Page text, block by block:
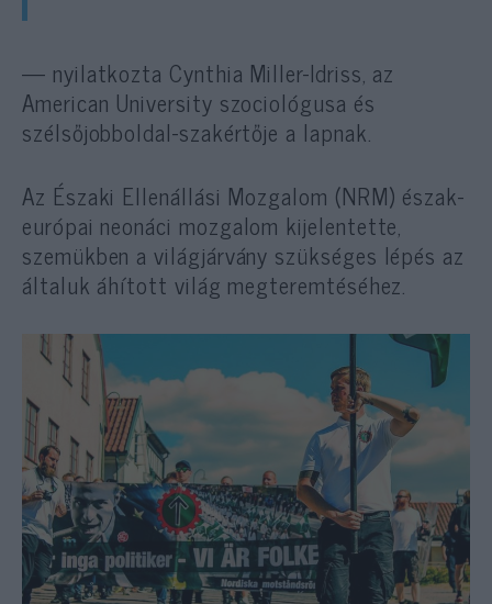
— nyilatkozta Cynthia Miller-Idriss, az
American University szociológusa és
szélsőjobboldal-szakértője a lapnak.
Az Északi Ellenállási Mozgalom (NRM) észak-
európai neonáci mozgalom kijelentette,
szemükben a világjárvány szükséges lépés az
általuk áhított világ megteremtéséhez.